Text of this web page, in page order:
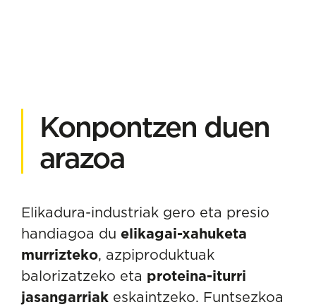
Konpontzen duen
arazoa
Elikadura-industriak gero eta presio
handiagoa du elikagai-xahuketa
murrizteko, azpiproduktuak
balorizatzeko eta proteina-iturri
jasangarriak eskaintzeko. Funtsezkoa